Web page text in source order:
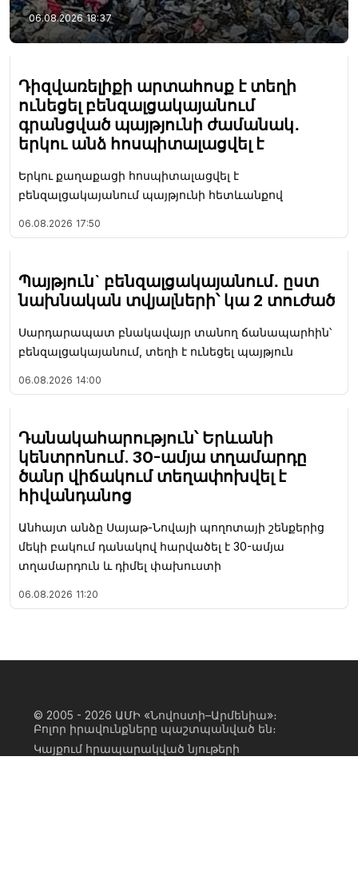
06.08.2026 18:37
Դիզվառելիքի արտահոսք է տեղի
ունեցել բենզալցակայանում
գրանցված պայթյունի ժամանակ․
երկու անձ հոսպիտալացվել է
Երկու քաղաքացի հոսպիտալացվել է
բենզալցակայանում պայթյունի հետևանքով
06.08.2026 17:50
Պայթյուն` բենզալցակայանում․ ըստ
նախնական տվյալների՝ կա 2 տուժած
Սարդարապատ բնակավայր տանող ճանապարհին՝
բենզալցակայանում, տեղի է ունեցել պայթյուն
06.08.2026 14:00
Դանակահարություն՝ Երևանի
կենտրոնում. 30-ամյա տղամարդը
ծանր վիճակում տեղափոխվել է
հիվանդանոց
Անհայտ անձը Սայաթ-Նովայի պողոտայի շենքերից
մեկի բակում դանակով հարվածել է 30-ամյա
տղամարդուն և դիմել փախուստի
06.08.2026 11:20
© 2005 - 2026 ԱՄԻ «Նովոստի–Արմենիա»։
Բոլոր իրավունքները պաշտպանված են։
Կայքում հրապարակված նյութերի